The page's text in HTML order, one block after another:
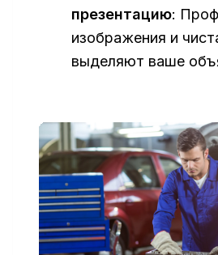
презентацию:
изображения и
выделяют ваше